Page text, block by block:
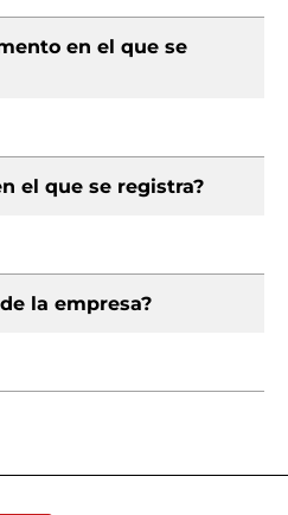
en el que se
el que se registra?
la empresa?